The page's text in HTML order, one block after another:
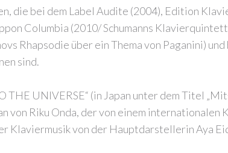
die bei dem Label Audite (2004), Edition
Columbia (2010/ Schumanns
Rhapsodie über ein Thema von Paganini)
sind.
THE UNIVERSE“ (in Japan unter dem Titel
von Riku Onda, der von einem
Klaviermusik von der Hauptdarstellerin Aya